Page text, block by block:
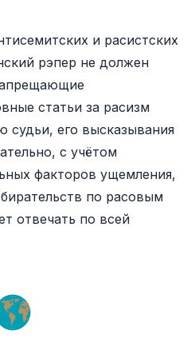
и расистских
рэпер не должен
статьи за расизм
его высказывания
с учётом
факторов ущемления,
по расовым
отвечать по всей